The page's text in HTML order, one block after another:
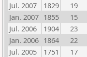
Jul. 2007
1829 19
Jan. 2007 1855 15
Jul. 2006
1904 23
Jan. 2006 1864 22
Jul. 2005
1751 17